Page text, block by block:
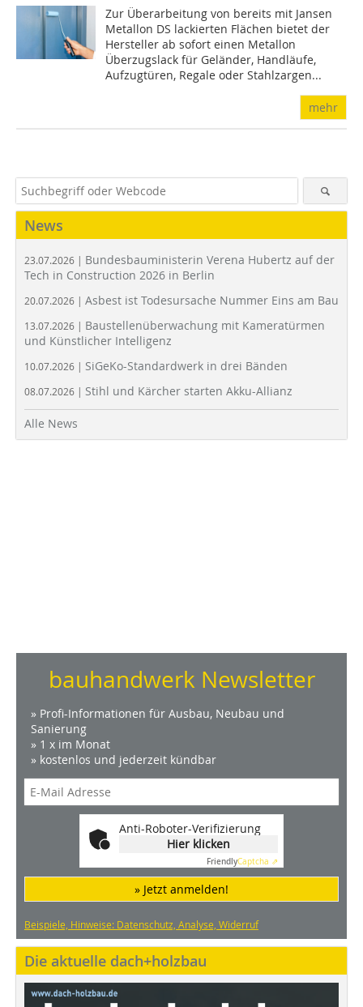
Zur Überarbeitung von bereits mit Jansen
Metallon DS lackierten Flächen bietet der
Hersteller ab sofort einen Metallon
Überzugslack für Geländer, Handläufe,
Aufzugtüren, Regale oder Stahlzargen...
mehr
News
23.07.2026 | Bundesbauministerin Verena Hubertz auf der
Tech in Construction 2026 in Berlin
20.07.2026 | Asbest ist Todesursache Nummer Eins am Bau
13.07.2026 | Baustellenüberwachung mit Kameratürmen
und Künstlicher Intelligenz
10.07.2026 | SiGeKo-Standardwerk in drei Bänden
08.07.2026 | Stihl und Kärcher starten Akku-Allianz
Alle News
bauhandwerk Newsletter
» Profi-Informationen für Ausbau, Neubau und
Sanierung
» 1 x im Monat
» kostenlos und jederzeit kündbar
Anti-Roboter-Verifizierung
Hier klicken
FriendlyCaptcha ⇗
» Jetzt anmelden!
Beispiele, Hinweise: Datenschutz, Analyse, Widerruf
Die aktuelle dach+holzbau